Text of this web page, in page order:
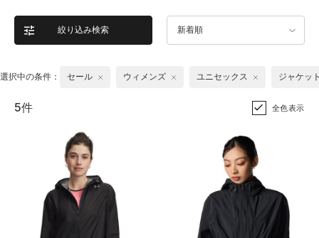
絞り込み検索 新着順
選択中の条件： セール ウィメンズ ユニセックス ジャケッ
5件 全色表示